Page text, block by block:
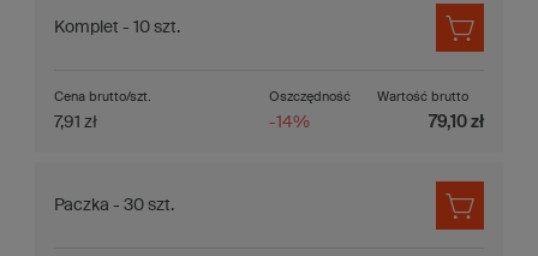
Komplet - 10 szt.
Oszczędność
-14%
Cena brutto/szt.
7,91 zł
Wartość brutto
79,10 zł
Paczka - 30 szt.